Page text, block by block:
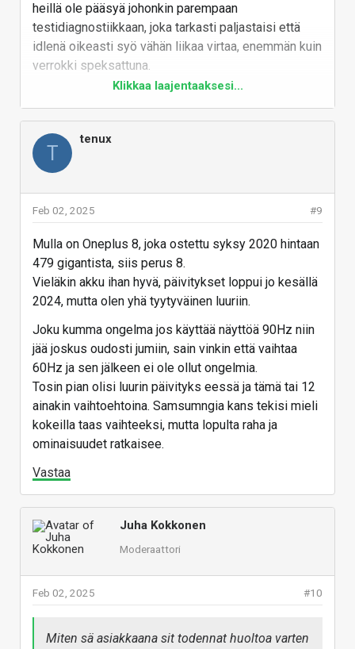
heillä ole pääsyä johonkin parempaan
testidiagnostiikkaan, joka tarkasti paljastaisi että
idlenä oikeasti syö vähän liikaa virtaa, enemmän kuin
verrokki speksattuna.
Joskus vuonna jeesuskristus, minulla oli juurkin
tuollainen samanlainen vika Nokia Lumiassa
(olikohan 620 tai jokin), että yön aikana lähti
kaksinumeroiset prosentit akusta. Lähetin
takuuhuoltoon tuollaisella vikakauvauksella ja sieltä
tuli pian takaisin "emolevy vaihdettu" ja sitten luuri
toimi aivan täydellisesti eikä ollut akkukeston
kanssa mitään murheita ikinä.
Vastaa
Klikkaa laajentaaksesi...
T
tenux
#9
Feb 02, 2025
Mulla on Oneplus 8, joka ostettu syksy 2020 hintaan
479 gigantista, siis perus 8.
Vieläkin akku ihan hyvä, päivitykset loppui jo kesällä
2024, mutta olen yhä tyytyväinen luuriin.
Joku kumma ongelma jos käyttää näyttöä 90Hz niin
jää joskus oudosti jumiin, sain vinkin että vaihtaa
60Hz ja sen jälkeen ei ole ollut ongelmia.
Tosin pian olisi luurin päivityks eessä ja tämä tai 12
ainakin vaihtoehtoina. Samsumngia kans tekisi mieli
kokeilla taas vaihteeksi, mutta lopulta raha ja
ominaisuudet ratkaisee.
Vastaa
Juha Kokkonen
Moderaattori
#10
Feb 02, 2025
Miten sä asiakkaana sit todennat huoltoa varten